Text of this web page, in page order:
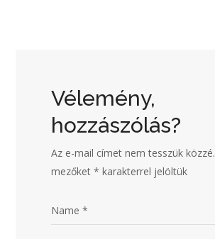
Vélemény,
hozzászólás?
Az e-mail címet nem tesszük közzé.
mezőket* karakterrel jelöltük